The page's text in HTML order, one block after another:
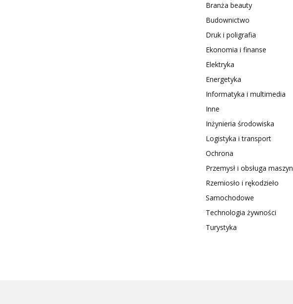
Branża beauty
Budownictwo
Druk i poligrafia
Ekonomia i finanse
Elektryka
Energetyka
Informatyka i multimedia
Inne
Inżynieria środowiska
Logistyka i transport
Ochrona
Przemysł i obsługa maszyn
Rzemiosło i rękodzieło
Samochodowe
Technologia żywności
Turystyka